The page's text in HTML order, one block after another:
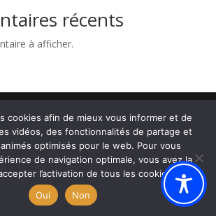
récents
à afficher.
GIPAL-Formation, académie de Lyon
cookies afin de mieux vous informer et de
vidéos, des fonctionnalités de partage et
optimisés pour le web. Pour vous
de navigation optimale, vous avez la
l’activation de tous les cookies.
Oui
Non